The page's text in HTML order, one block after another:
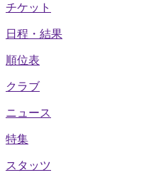
チケット
日程・結果
順位表
クラブ
ニュース
特集
スタッツ